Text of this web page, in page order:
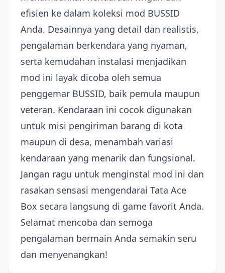
efisien ke dalam koleksi mod BUSSID
Anda. Desainnya yang detail dan realistis,
pengalaman berkendara yang nyaman,
serta kemudahan instalasi menjadikan
mod ini layak dicoba oleh semua
penggemar BUSSID, baik pemula maupun
veteran. Kendaraan ini cocok digunakan
untuk misi pengiriman barang di kota
maupun di desa, menambah variasi
kendaraan yang menarik dan fungsional.
Jangan ragu untuk menginstal mod ini dan
rasakan sensasi mengendarai Tata Ace
Box secara langsung di game favorit Anda.
Selamat mencoba dan semoga
pengalaman bermain Anda semakin seru
dan menyenangkan!